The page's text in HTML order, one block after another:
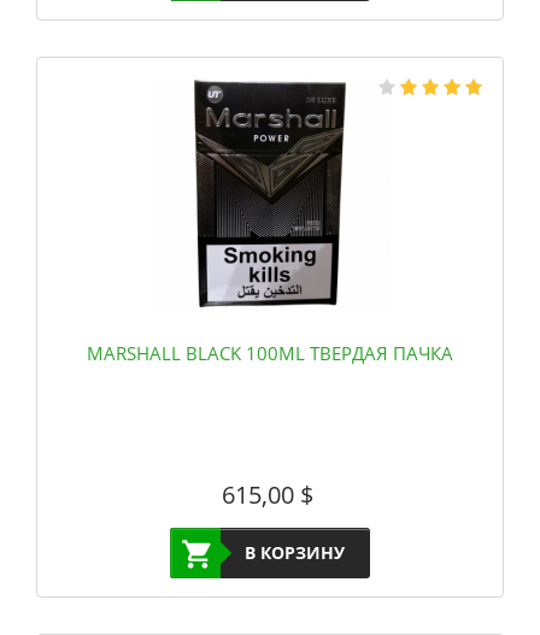
MARSHALL BLACK 100ML ТВЕРДАЯ ПАЧКА
615,00$
В КОРЗИНУ